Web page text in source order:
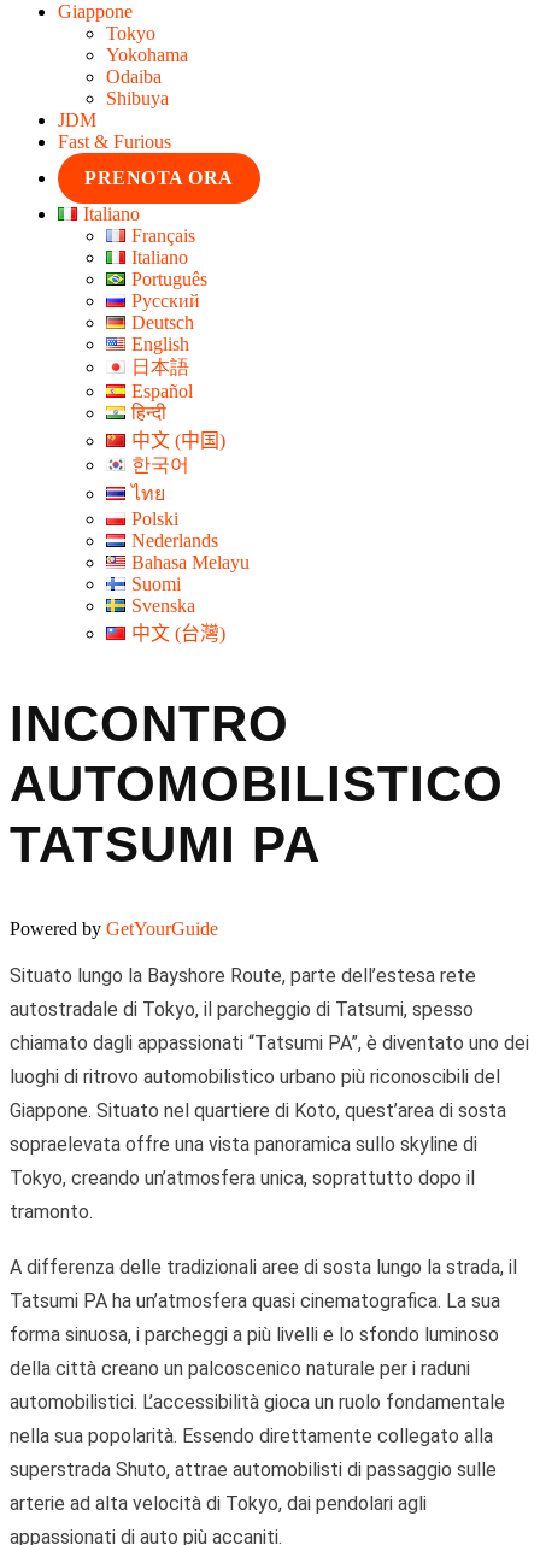
Giappone
Tokyo
Yokohama
Odaiba
Shibuya
JDM
Fast & Furious
PRENOTA ORA
Italiano
Français
Italiano
Português
Русский
Deutsch
English
日本語
Español
हिन्दी
中文 (中国)
한국어
ไทย
Polski
Nederlands
Bahasa Melayu
Suomi
Svenska
中文 (台灣)
INCONTRO
AUTOMOBILISTICO
TATSUMI PA
Powered by GetYourGuide
Situato lungo la Bayshore Route, parte dell’estesa rete
autostradale di Tokyo, il parcheggio di Tatsumi, spesso
chiamato dagli appassionati “Tatsumi PA”, è diventato uno dei
luoghi di ritrovo automobilistico urbano più riconoscibili del
Giappone. Situato nel quartiere di Koto, quest’area di sosta
sopraelevata offre una vista panoramica sullo skyline di
Tokyo, creando un’atmosfera unica, soprattutto dopo il
tramonto.
A differenza delle tradizionali aree di sosta lungo la strada, il
Tatsumi PA ha un’atmosfera quasi cinematografica. La sua
forma sinuosa, i parcheggi a più livelli e lo sfondo luminoso
della città creano un palcoscenico naturale per i raduni
automobilistici. L’accessibilità gioca un ruolo fondamentale
nella sua popolarità. Essendo direttamente collegato alla
superstrada Shuto, attrae automobilisti di passaggio sulle
arterie ad alta velocità di Tokyo, dai pendolari agli
appassionati di auto più accaniti.